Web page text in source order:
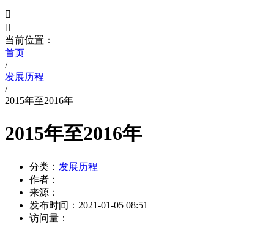


当前位置：
首页
/
发展历程
/
2015年至2016年
2015年至2016年
分类： 发展历程
作者：
来源：
发布时间： 2021-01-05 08:51
访问量：